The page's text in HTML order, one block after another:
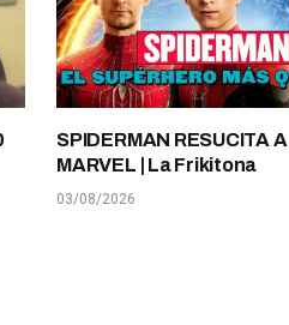
SPIDERMAN RESUCITA A
MARVEL | La Frikitona
03/08/2026